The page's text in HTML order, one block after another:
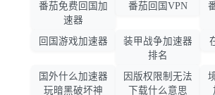
番茄免费回国加
速器
番茄回国VPN
回国游戏加速器
装甲战争加速器
排名
国外什么加速器
玩暗黑破坏神
因版权限制无法
下载什么意思